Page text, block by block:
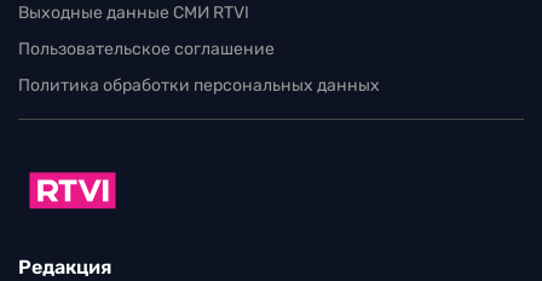
Выходные данные СМИ RTVI
Пользовательское соглашение
Политика обработки персональных данных
Редакция